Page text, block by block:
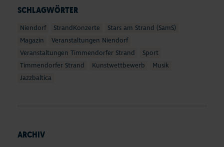
SCHLAGWÖRTER
Niendorf StrandKonzerte
Stars am Strand (SamS)
Magazin
Veranstaltungen Niendorf
Veranstaltungen Timmendorfer Strand
Sport
Timmendorfer Strand
Kunstwettbewerb
Musik
Jazzbaltica
ARCHIV